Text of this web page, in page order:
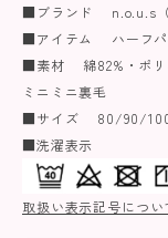
■ブランド n.o.u.s（
■アイテム ハーフパ
■素材 綿82%・ポリ
ミニミニ裏毛
■サイズ 80/90/
■洗濯表示
取扱い表示記号につい